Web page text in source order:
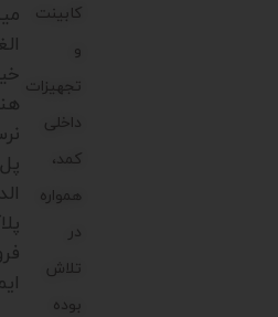
کابینت
و
تجهیزات
داخلی
کمد،
همواره
در
تلاش
بوده